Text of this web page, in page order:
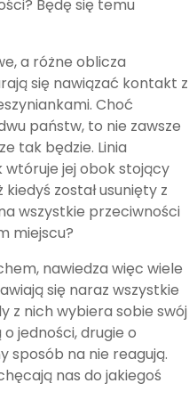
Będę się temu
a różne oblicza
się nawiązać kontakt z
Choć
państw, to nie zawsze
tak będzie. Linia
wtóruje jej obok stojący
został usunięty z
wszystkie przeciwności
miejscu?
nawiedza więc wiele
się naraz wszystkie
z nich wybiera sobie swój
jedności, drugie o
sposób na nie reagują.
nas do jakiegoś